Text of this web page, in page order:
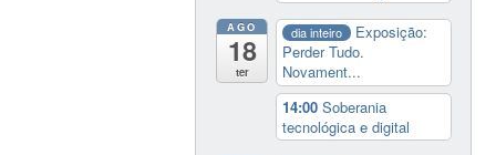
AGO
18
ter
dia inteiro
Exposição:
Perder Tudo.
Novament...
14:00Soberania
tecnológica e digital